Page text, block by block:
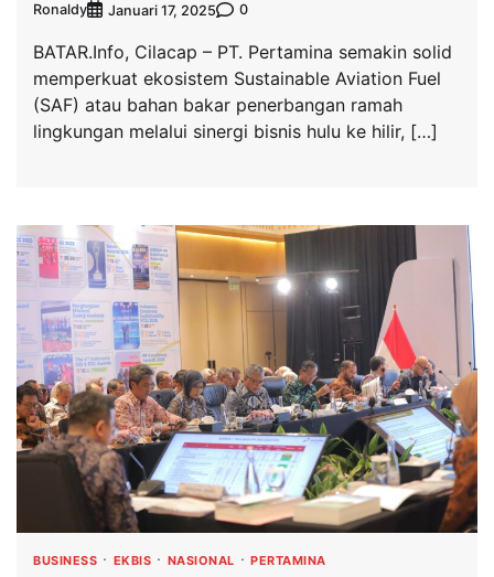
Ronaldy Januari 17, 2025 0
BATAR.Info, Cilacap – PT. Pertamina semakin solid
memperkuat ekosistem Sustainable Aviation Fuel
(SAF) atau bahan bakar penerbangan ramah
lingkungan melalui sinergi bisnis hulu ke hilir, […]
BUSINESS EKBIS NASIONAL PERTAMINA